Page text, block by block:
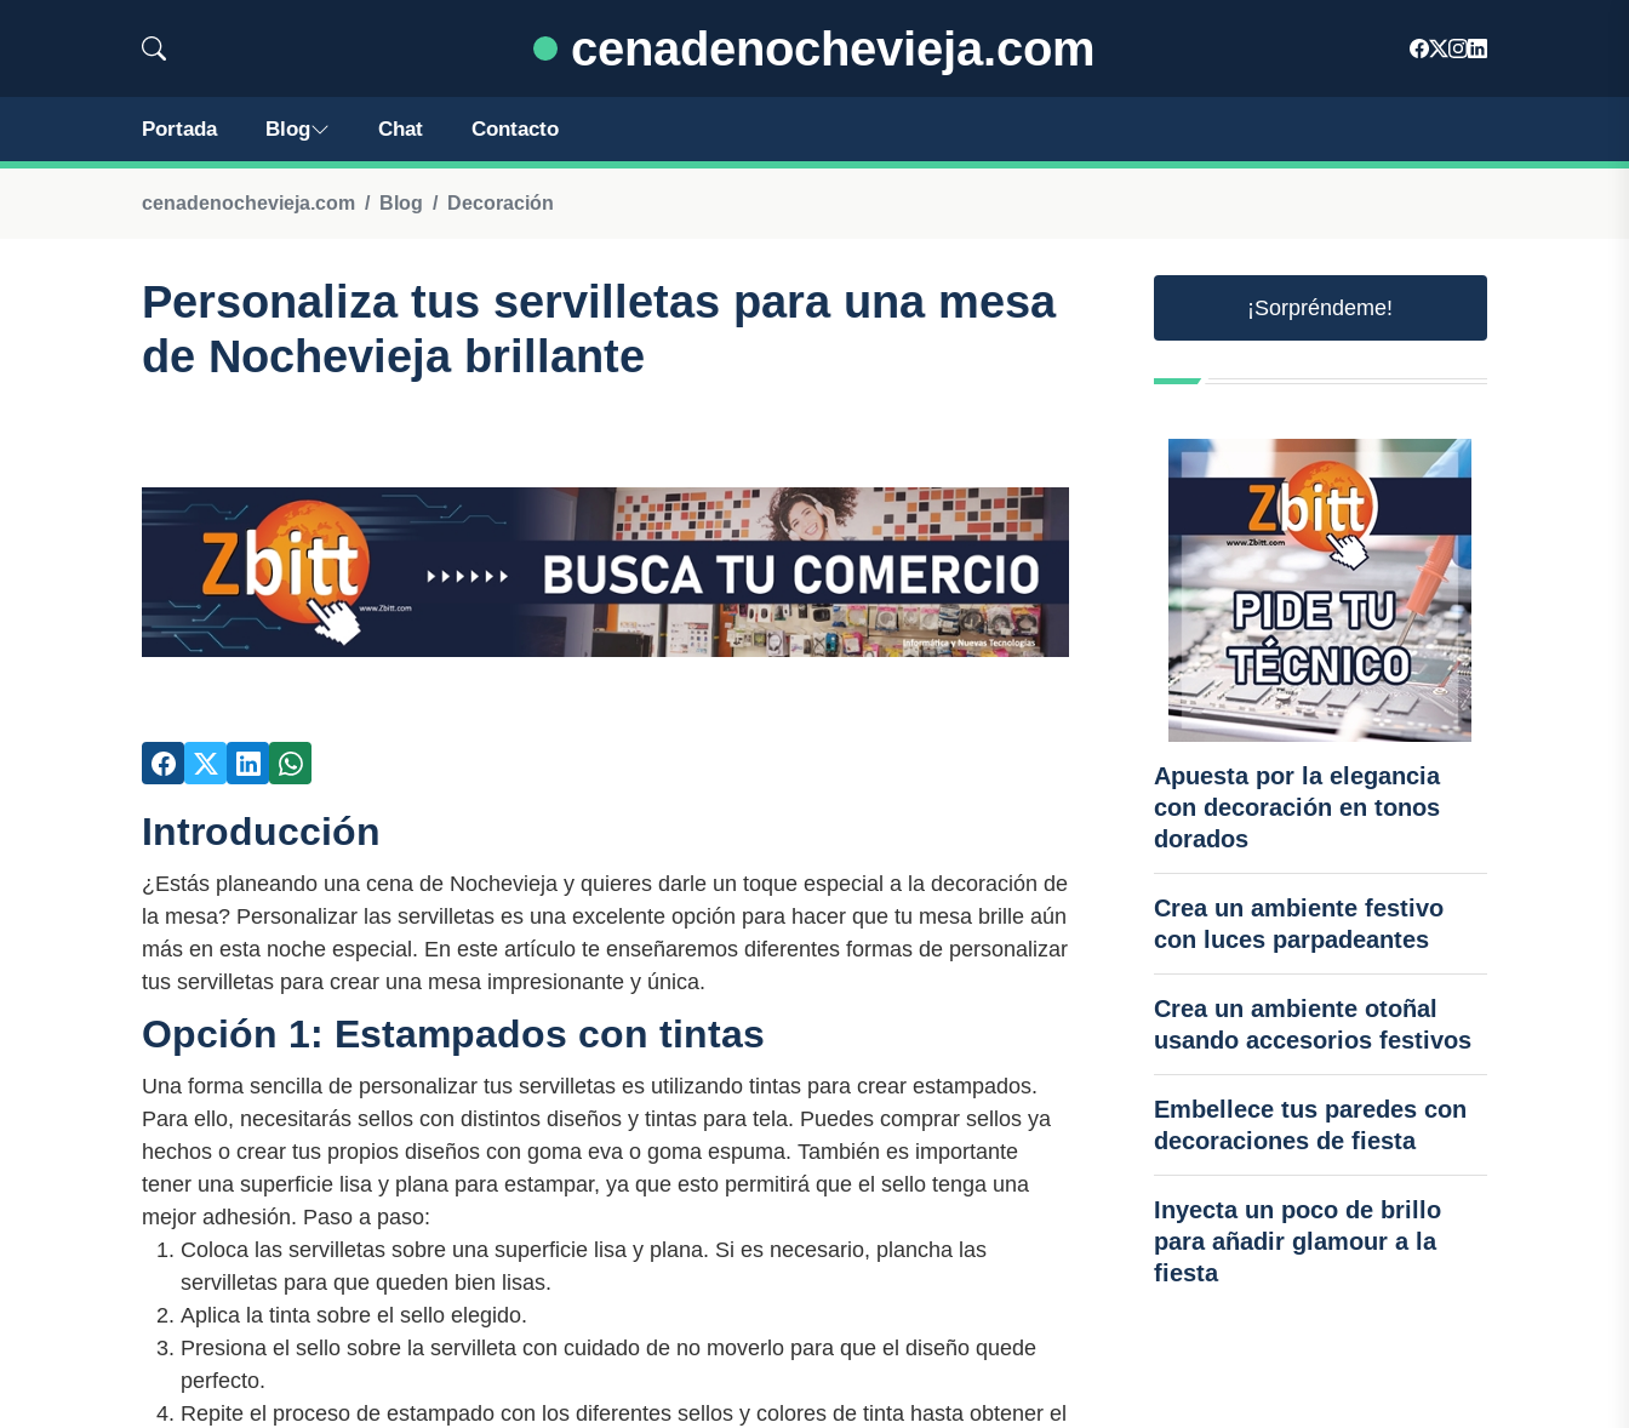
cenadenochevieja.com
Portada Blog Chat Contacto
cenadenochevieja.com Blog Decoración
Personaliza tus servilletas para una mesa
de Nochevieja brillante
Introducción
¿Estás planeando una cena de Nochevieja y quieres darle un toque especial a la decoración de
la mesa? Personalizar las servilletas es una excelente opción para hacer que tu mesa brille aún
más en esta noche especial. En este artículo te enseñaremos diferentes formas de personalizar
tus servilletas para crear una mesa impresionante y única.
Opción 1: Estampados con tintas
Una forma sencilla de personalizar tus servilletas es utilizando tintas para crear estampados.
Para ello, necesitarás sellos con distintos diseños y tintas para tela. Puedes comprar sellos ya
hechos o crear tus propios diseños con goma eva o goma espuma. También es importante
tener una superficie lisa y plana para estampar, ya que esto permitirá que el sello tenga una
mejor adhesión. Paso a paso:
Coloca las servilletas sobre una superficie lisa y plana. Si es necesario, plancha las
servilletas para que queden bien lisas.
Aplica la tinta sobre el sello elegido.
Presiona el sello sobre la servilleta con cuidado de no moverlo para que el diseño quede
perfecto.
Repite el proceso de estampado con los diferentes sellos y colores de tinta hasta obtener el
¡Sorpréndeme!
Apuesta por la elegancia
con decoración en tonos
dorados
Crea un ambiente festivo
con luces parpadeantes
Crea un ambiente otoñal
usando accesorios festivos
Embellece tus paredes con
decoraciones de fiesta
Inyecta un poco de brillo
para añadir glamour a la
fiesta